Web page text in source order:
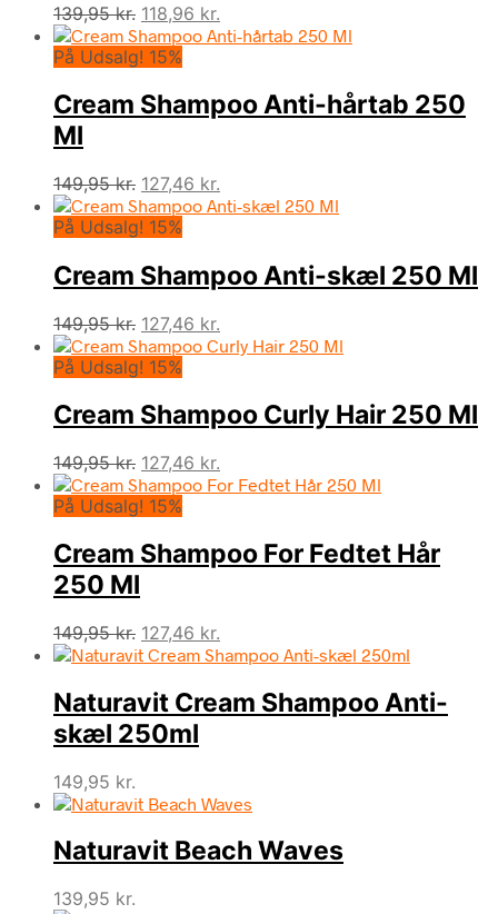
139,95kr. Den
oprindelige
pris
139,95 kr..
118,96 kr.
aktuelle
118,96 kr..
På Udsalg! 15%
Cream Shampoo Anti-hårtab 250
Ml
149,95kr. Den
oprindelige
pris
149,95 kr..
127,46 kr.
aktuelle
127,46 kr..
På Udsalg! 15%
Cream Shampoo Anti-skæl 250 Ml
149,95kr. Den
oprindelige
pris
149,95 kr..
127,46 kr.
aktuelle
127,46 kr..
På Udsalg! 15%
Cream Shampoo Curly Hair 250 Ml
149,95kr. Den
oprindelige
pris
149,95 kr..
127,46 kr.
aktuelle
127,46 kr..
På Udsalg! 15%
Cream Shampoo For Fedtet Hår
250 Ml
149,95kr. Den
oprindelige
var:
149,95 kr..
127,46 kr.
aktuelle
er:
127,46 kr..
Naturavit Cream Shampoo Anti-
skæl 250ml
149,95 kr.
Naturavit Beach Waves
139,95 kr.